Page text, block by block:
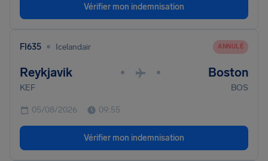
Vérifier mon indemnisation
FI635 • Icelandair ANNULÉ
Reykjavik • • Boston
KEF BOS
05/08/2026 09:55
Vérifier mon indemnisation